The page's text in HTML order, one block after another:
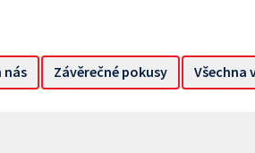
nás Závěrečné pokusy Všechna